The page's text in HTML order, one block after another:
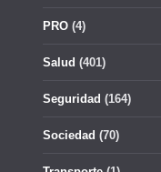
PRO (4)
Salud (401)
Seguridad (164)
Sociedad (70)